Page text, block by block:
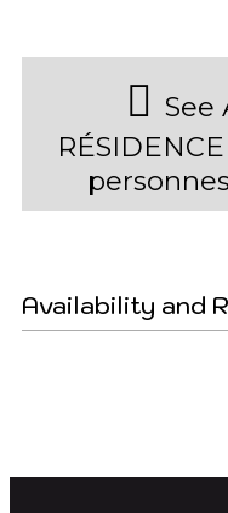
See
Availability and